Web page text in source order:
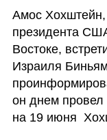
Амос
президента
Востоке,
Израиля
он днем провел
на 19 июня